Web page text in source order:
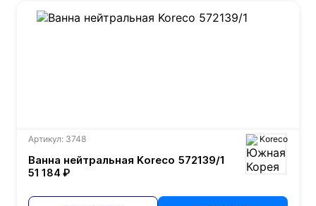
Артикул: 3748 Koreco
Ванна нейтральная Koreco 572139/1
51 184 ₽